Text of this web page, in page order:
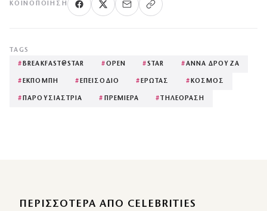
ΚΟΙΝΟΠΟΊΗΣΗ
TAGS
# BREAKFAST@STAR #OPEN #STAR #ΑΝΝΑ ΔΡΟΥΖΑ
# ΕΚΠΟΜΠΗ # ΕΠΕΙΣΟΔΙΟ # ΕΡΩΤΑΣ # ΚΟΣΜΟΣ
# ΠΑΡΟΥΣΙΑΣΤΡΙΑ # ΠΡΕΜΙΕΡΑ # ΤΗΛΕΟΡΑΣΗ
ΠΕΡΙΣΣΌΤΕΡΑ ΑΠΌ CELEBRITIES